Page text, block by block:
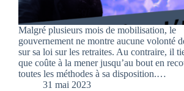
Malgré plusieurs mois de mobilisation, le
gouvernement ne montre aucune volonté
sur sa loi sur les retraites. Au contraire, il
que coûte à la mener jusqu’au bout en
toutes les méthodes à sa disposition.…
31 mai 2023